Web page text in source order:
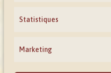
Statistiques
Marketing